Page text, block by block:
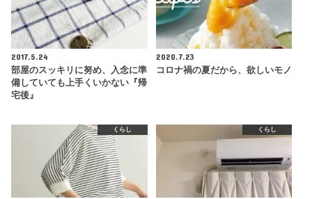
2017.5.24
部屋のスッキリに努め、入念に準
備していても上手くいかない『帰
宅後』
2020.7.23
コロナ禍の夏だから、欲しいモノ
くらし くらし